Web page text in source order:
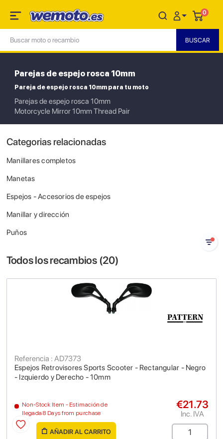
0
Parejas de espejo rosca 10mm
Pareja de espejo rosca 10mm para tu moto
Parejas de espejo rosca 10mm
Motorcycle Mirror 10mm Thread Pair
Categorias relacionadas
Manillares completos
Manetas
Espejos - Accesorios de espejos
Manillar y dirección
Puños
Todos los recambios (20)
Espejos Retrovisores Sports Scooter - Rectangular - Negro
- Izquierdo y Derecho - 10mm
Referencia : AD7373
Non-Stock Item - Estimación de
llegada 8 Days from purchase
€21.73
Inc. IVA
AÑADIR AL CARRITO